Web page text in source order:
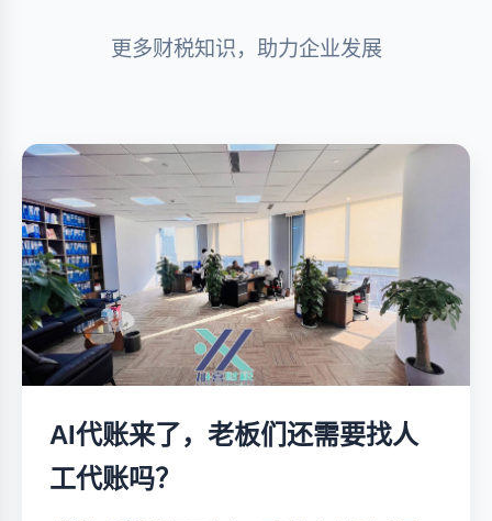
更多财税知识，助力企业发展
AI代账来了，老板们还需要找人
工代账吗？